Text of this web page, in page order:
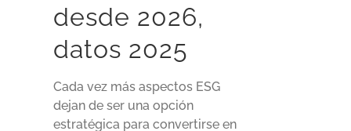
desde 2026,
datos 2025
Cada vez más aspectos ESG
dejan de ser una opción
estratégica para convertirse en